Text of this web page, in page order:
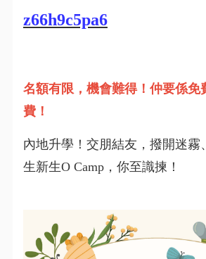
z66h9c5pa6
名額有限，機會難得！仲要係免
費！
內地升學！交朋結友，撥開迷霧
生新生O Camp，你至識揀！